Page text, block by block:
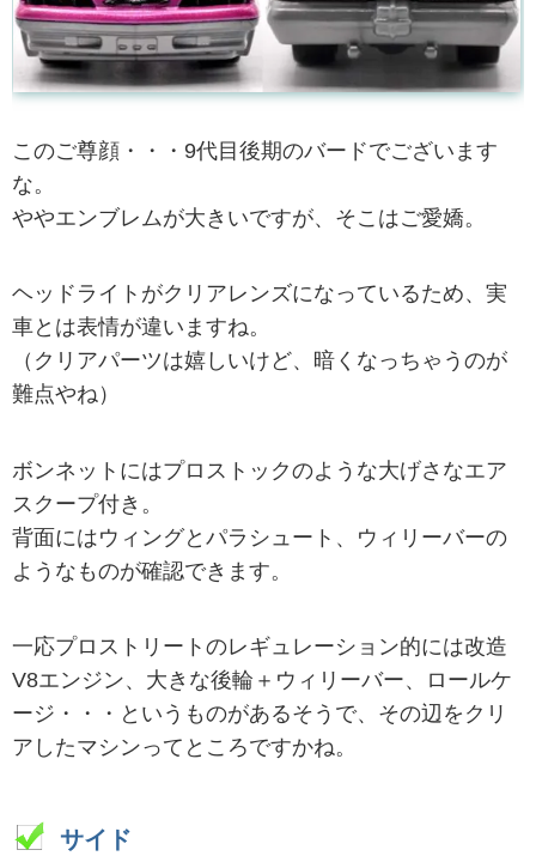
このご尊顔・・・9代目後期のバードでございます
な。
ややエンブレムが大きいですが、そこはご愛嬌。
ヘッドライトがクリアレンズになっているため、実
車とは表情が違いますね。
（クリアパーツは嬉しいけど、暗くなっちゃうのが
難点やね）
ボンネットにはプロストックのような大げさなエア
スクープ付き。
背面にはウィングとパラシュート、ウィリーバーの
ようなものが確認できます。
一応プロストリートのレギュレーション的には改造
V8エンジン、大きな後輪＋ウィリーバー、ロールケ
ージ・・・というものがあるそうで、その辺をクリ
アしたマシンってところですかね。
サイド